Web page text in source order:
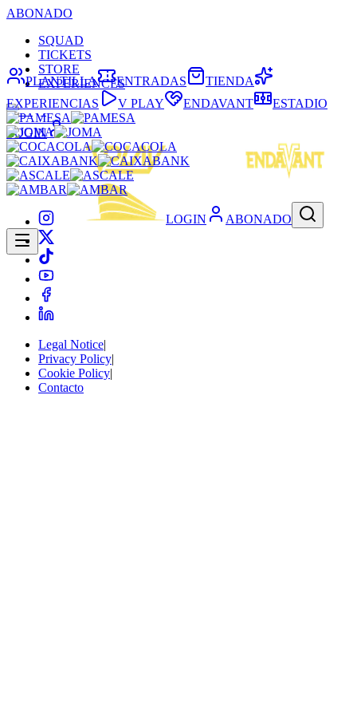
ABONADO
SQUAD
TICKETS
STORE
EXPERIENCES
LOGIN
LOGIN ABONADO
PLANTILLA ENTRADAS
TIENDA
EXPERIENCIAS
V PLAY ENDAVANT ESTADIO
Legal Notice|
Privacy Policy|
Cookie Policy|
Contacto